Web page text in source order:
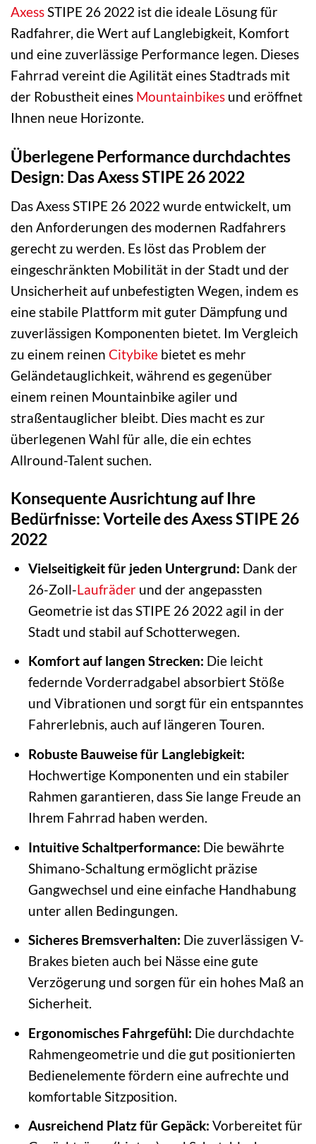
AxessSTIPE 26 2022 ist die ideale Lösung für
Radfahrer, die Wert auf Langlebigkeit, Komfort
und eine zuverlässige Performance legen. Dieses
Fahrrad vereint die Agilität eines Stadtrads mit
der Robustheit eines Mountainbikes und eröffnet
Ihnen neue Horizonte.
Überlegene Performance durchdachtes
Design: Das Axess STIPE 26 2022
Das Axess STIPE 26 2022 wurde entwickelt, um
den Anforderungen des modernen Radfahrers
gerecht zu werden. Es löst das Problem der
eingeschränkten Mobilität in der Stadt und der
Unsicherheit auf unbefestigten Wegen, indem es
eine stabile Plattform mit guter Dämpfung und
zuverlässigen Komponenten bietet. Im Vergleich
zu einem reinen Citybike bietet es mehr
Geländetauglichkeit, während es gegenüber
einem reinen Mountainbike agiler und
straßentauglicher bleibt. Dies macht es zur
überlegenen Wahl für alle, die ein echtes
Allround-Talent suchen.
Konsequente Ausrichtung auf Ihre
Bedürfnisse: Vorteile des Axess STIPE 26
2022
Vielseitigkeit für jeden Untergrund: Dank der
26-Zoll-Laufräderund der angepassten
Geometrie ist das STIPE 26 2022 agil in der
Stadt und stabil auf Schotterwegen.
Komfort auf langen Strecken: Die leicht
federnde Vorderradgabel absorbiert Stöße
und Vibrationen und sorgt für ein entspanntes
Fahrerlebnis, auch auf längeren Touren.
Robuste Bauweise für Langlebigkeit:
Hochwertige Komponenten und ein stabiler
Rahmen garantieren, dass Sie lange Freude an
Ihrem Fahrrad haben werden.
Intuitive Schaltperformance: Die bewährte
Shimano-Schaltung ermöglicht präzise
Gangwechsel und eine einfache Handhabung
unter allen Bedingungen.
Sicheres Bremsverhalten: Die zuverlässigen V-
Brakes bieten auch bei Nässe eine gute
Verzögerung und sorgen für ein hohes Maß an
Sicherheit.
Ergonomisches Fahrgefühl: Die durchdachte
Rahmengeometrie und die gut positionierten
Bedienelemente fördern eine aufrechte und
komfortable Sitzposition.
Ausreichend Platz für Gepäck: Vorbereitet für